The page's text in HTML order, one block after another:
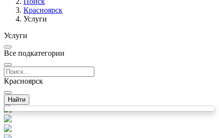
Красноярск
Услуги
Услуги
Все подкатегории
Красноярск
Найти